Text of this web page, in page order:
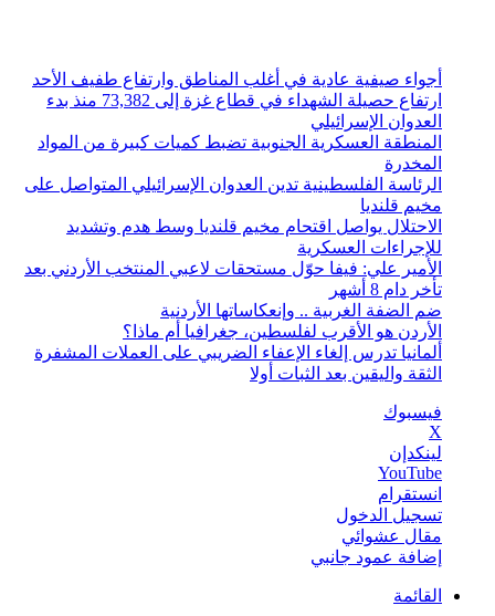
أجواء صيفية عادية في أغلب المناطق وارتفاع طفيف الأحد
ارتفاع حصيلة الشهداء في قطاع غزة إلى 73,382 منذ بدء
العدوان الإسرائيلي
المنطقة العسكرية الجنوبية تضبط كميات كبيرة من المواد
المخدرة
الرئاسة الفلسطينية تدين العدوان الإسرائيلي المتواصل على
مخيم قلنديا
الاحتلال يواصل اقتحام مخيم قلنديا وسط هدم وتشديد
للإجراءات العسكرية
الأمير علي: فيفا حوّل مستحقات لاعبي المنتخب الأردني بعد
تأخر دام 8 أشهر
ضم الضفة الغربية .. وإنعكاساتها الأردنية
الأردن هو الأقرب لفلسطين، جغرافيا أم ماذا؟
ألمانيا تدرس إلغاء الإعفاء الضريبي على العملات المشفرة
الثقة واليقين بعد الثبات أولا
فيسبوك
‫X
لينكدإن
‫YouTube
انستقرام
تسجيل الدخول
مقال عشوائي
إضافة عمود جانبي
القائمة